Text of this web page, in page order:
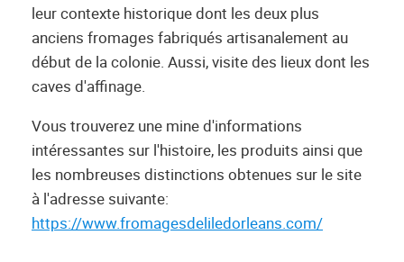
leur contexte historique dont les deux plus
anciens fromages fabriqués artisanalement au
début de la colonie. Aussi, visite des lieux dont les
caves d'affinage.
Vous trouverez une mine d'informations
intéressantes sur l'histoire, les produits ainsi que
les nombreuses distinctions obtenues sur le site
à l'adresse suivante:
https://www.fromagesdeliledorleans.com/